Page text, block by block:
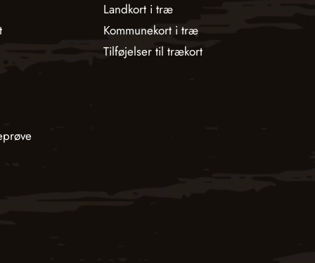
Landkort i træ
Kommunekort i træ
Tilføjelser til trækort